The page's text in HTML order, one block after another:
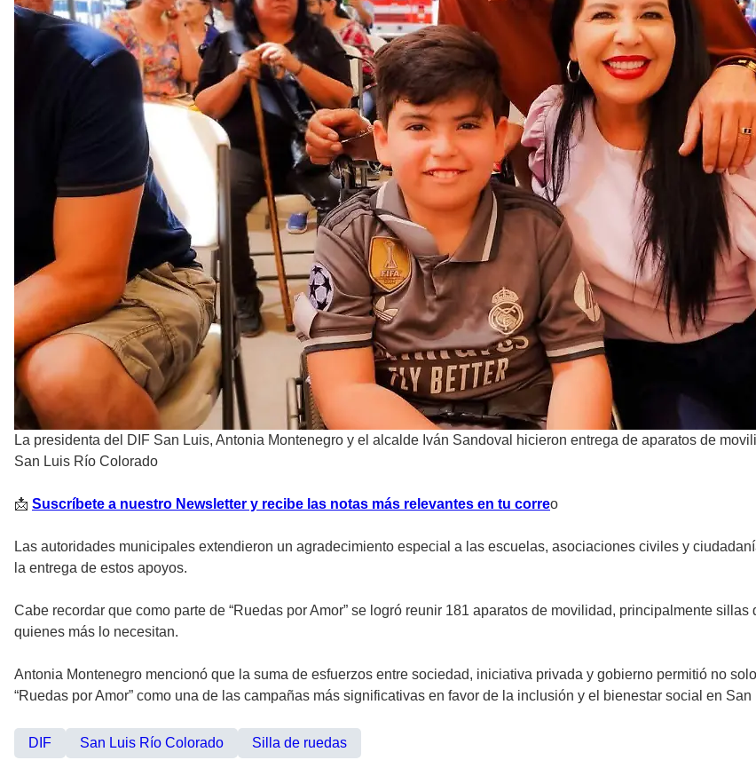
La presidenta del DIF San Luis, Antonia Montenegro y el alcalde Iván Sandoval hicieron entrega de aparatos de
San Luis Río Colorado
📩 Suscríbete a nuestro Newsletter y recibe las notas más relevantes en tu correo
Las autoridades municipales extendieron un agradecimiento especial a las escuelas, asociaciones civiles y
la entrega de estos apoyos.
Cabe recordar que como parte de “Ruedas por Amor” se logró reunir 181 aparatos de movilidad, principalmente
quienes más lo necesitan.
Antonia Montenegro mencionó que la suma de esfuerzos entre sociedad, iniciativa privada y gobierno permitió no
“Ruedas por Amor” como una de las campañas más significativas en favor de la inclusión y el bienestar social en
DIF San Luis Río Colorado Silla de ruedas